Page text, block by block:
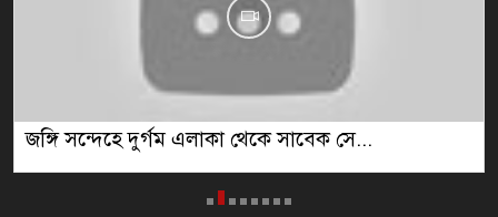
জঙ্গি সন্দেহে দুর্গম এলাকা থেকে সাবেক সে...